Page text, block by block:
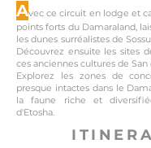
Avec ce circuit en lodge et
points forts du Damaraland,
les dunes surréalistes de
Découvrez ensuite les sites
ces anciennes cultures de San
Explorez les zones de
presque intactes dans le
la faune riche et
d'Etosha.